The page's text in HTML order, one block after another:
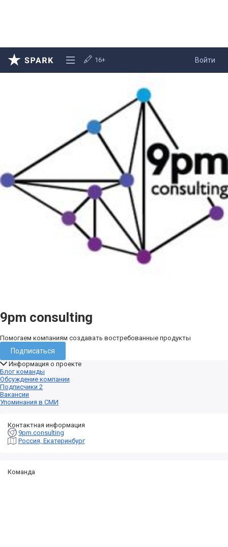
Войти
16+
9pm consulting
Помогаем компаниям создавать востребованные продукты
Подписаться
Информация о проекте
Блог команды
Обсуждение компании
Подписчики 2
Вакансии
Упоминания в СМИ
Контактная информация
9pm.consulting
Россия, Екатеринбург
Команда